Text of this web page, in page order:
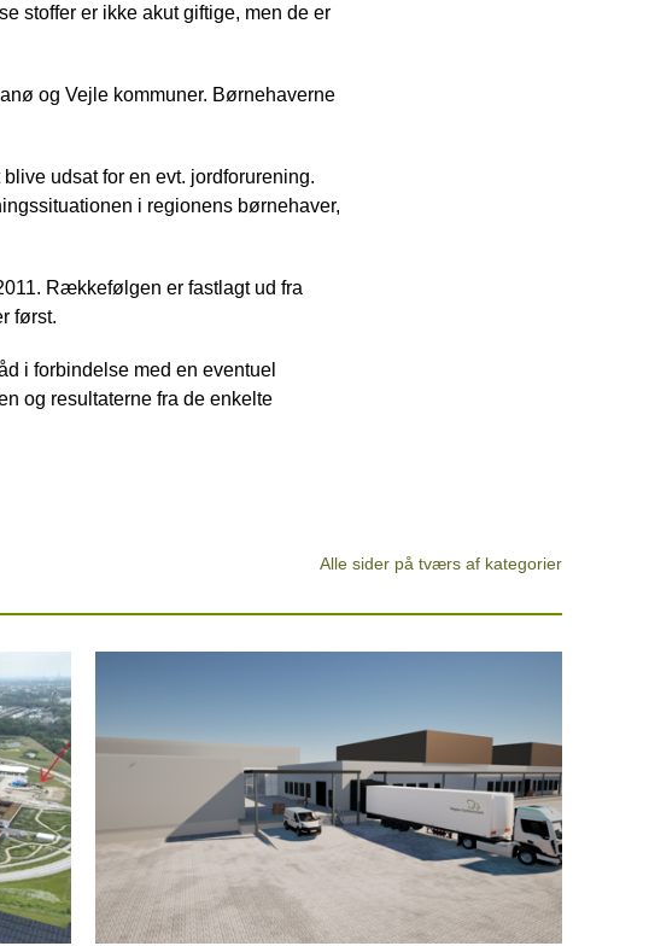
stoffer er ikke akut giftige, men de er
og Vejle kommuner. Børnehaverne
udsat for en evt. jordforurening.
i regionens børnehaver,
Rækkefølgen er fastlagt ud fra
først.
i forbindelse med en eventuel
og resultaterne fra de enkelte
Alle sider på tværs af kategorier